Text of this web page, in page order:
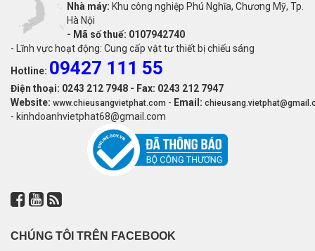
Nhà máy: Khu công nghiệp Phú Nghĩa, Chương Mỹ, Tp.
Hà Nội
- Mã số thuế: 0107942740
- Lĩnh vực hoạt động: Cung cấp vật tư thiết bị chiếu sáng
Hotline: 09427 111 55
Điện thoại: 0243 212 7948 - Fax: 0243 212 7947
Website: www.chieusangvietphat.com - Email:
- kinhdoanhvietphat68@gmail.com
CHÚNG TÔI TRÊN FACEBOOK